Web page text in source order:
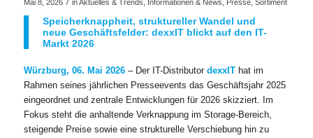
Mai 8, 2026 inAktuelles & Trends Informationen & News Presse, Sortiment
Speicherknappheit, struktureller Wandel und
neue Geschäftsfelder: dexxIT blickt auf den IT-
Markt 2026
Würzburg, 06. Mai 2026– Der IT-Distributor dexxIThat im
Rahmen seines jährlichen Presseevents das Geschäftsjahr 2025
eingeordnet und zentrale Entwicklungen für 2026 skizziert. Im
Fokus steht die anhaltende Verknappung im Storage-Bereich,
steigende Preise sowie eine strukturelle Verschiebung hin zu